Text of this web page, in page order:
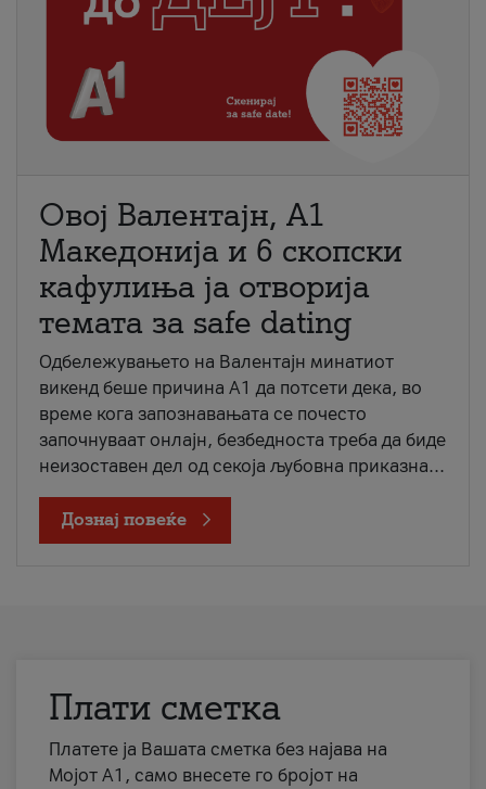
Овој Валентајн, A1
Македонија и 6 скопски
кафулиња ја отворија
темата за safe dating
Одбележувањето на Валентајн минатиот
викенд беше причина А1 да потсети дека, во
време кога запознавањата се почесто
започнуваат онлајн, безбедноста треба да биде
неизоставен дел од секоја љубовна приказна...
Дознај повеќе
Плати сметка
Платете ја Вашата сметка без најава на
Мојот А1, само внесете го бројот на